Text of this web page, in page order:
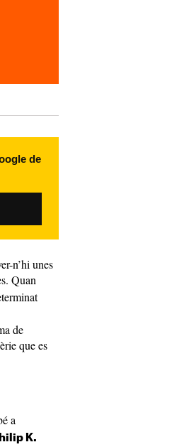
de
n’hi unes
Quan
de
que es
a
K.